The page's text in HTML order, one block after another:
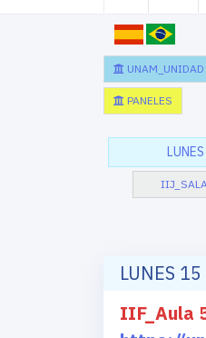
PANELES
LUNES
IIF_Aula